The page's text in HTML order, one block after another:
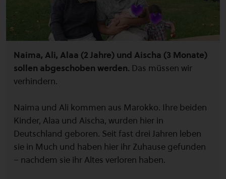
Naima, Ali, Alaa (2 Jahre) und Aischa (3 Monate)
sollen abgeschoben werden. Das müssen wir
verhindern.
Naima und Ali kommen aus Marokko. Ihre beiden
Kinder, Alaa und Aischa, wurden hier in
Deutschland geboren. Seit fast drei Jahren leben
sie in Much und haben hier ihr Zuhause gefunden
– nachdem sie ihr Altes verloren haben.